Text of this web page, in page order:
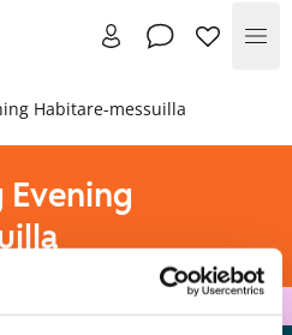
Habitare-messuilla
Evening